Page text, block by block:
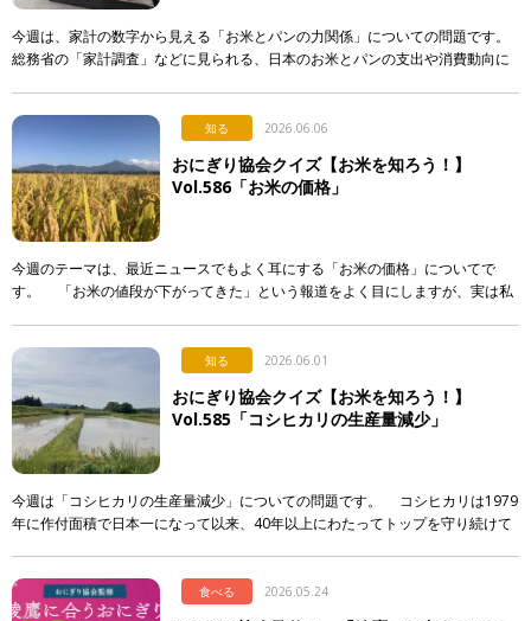
今週は、家計の数字から見える「お米とパンの力関係」についての問題です。
総務省の「家計調査」などに見られる、日本のお米とパンの支出や消費動向に
知る 2026.06.06
おにぎり協会クイズ【お米を知ろう！】
Vol.586「お米の価格」
今週のテーマは、最近ニュースでもよく耳にする「お米の価格」についてで
す。 「お米の値段が下がってきた」という報道をよく目にしますが、実は私
知る 2026.06.01
おにぎり協会クイズ【お米を知ろう！】
Vol.585「コシヒカリの生産量減少」
今週は「コシヒカリの生産量減少」についての問題です。 コシヒカリは1979
年に作付面積で日本一になって以来、40年以上にわたってトップを守り続けて
食べる 2026.05.24